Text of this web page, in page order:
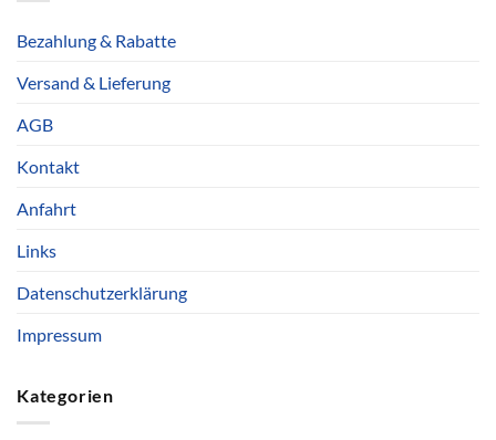
Bezahlung & Rabatte
Versand & Lieferung
AGB
Kontakt
Anfahrt
Links
Datenschutzerklärung
Impressum
Kategorien